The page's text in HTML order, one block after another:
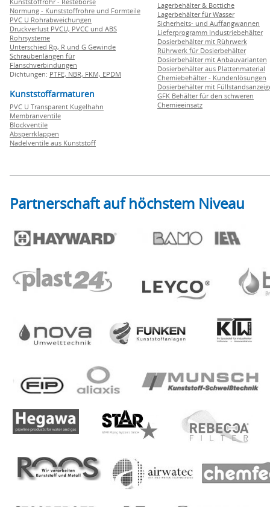
Normung - Kunststoffrohre und Formteile
PVC U Rohrabweichungen
Druckverlust PVCU, PVCC und ABS
Rohrsysteme
Unterschied Rp, R und G Gewinde
Schraubenlängen für
Flanschverbindungen
Dichtungen: PTFE, NBR, FKM, EPDM
Kunststoffarmaturen
PVC U Transparent Kugelhahn
Membranventile
Blockventile
Absperrklappen
Nadelventile aus Kunststoff
Lagerbehälter & Bottiche
Lagerbehälter für Wasser
Sicherheits- und Auffangwannen
Lieferprogramm Industriebehälter
Dosierbehälter mit Rührwerk
Rührwerk für Dosierbehälter
Dosierbehälter mit Anbauvarianten
Dosierbehälter aus Plattenmaterial
Chemiebehälter - Kundenlösungen
Dosierbehälter mit
GFK Behälter für den schweren
Chemieeinsatz
Partnerschaft auf höchstem Niveau